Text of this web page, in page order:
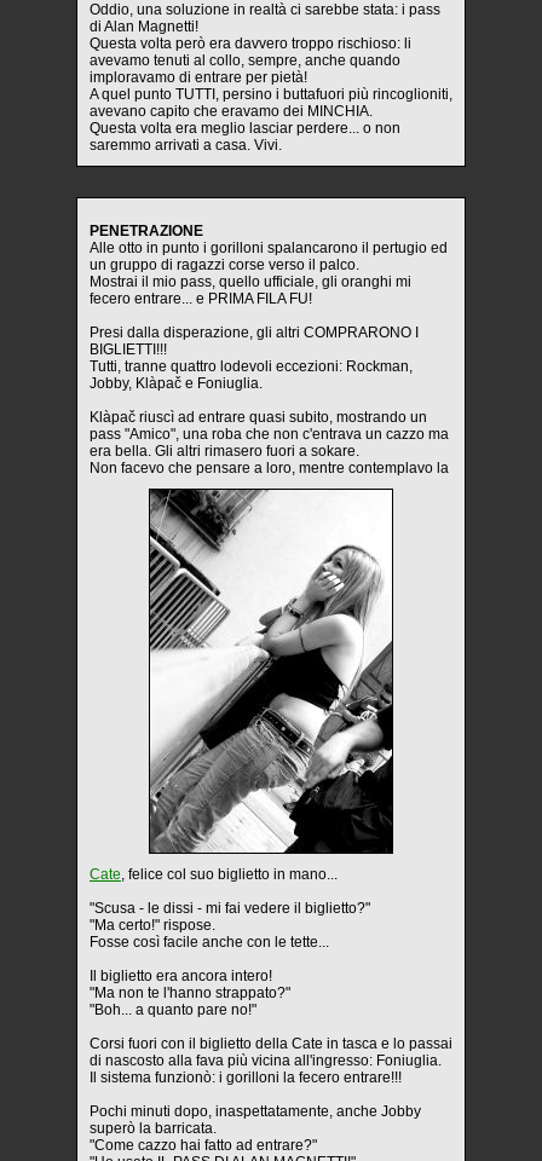
Oddio, una soluzione in realtà ci sarebbe stata: i pass
di Alan Magnetti!
Questa volta però era davvero troppo rischioso: li
avevamo tenuti al collo, sempre, anche quando
imploravamo di entrare per pietà!
A quel punto TUTTI, persino i buttafuori più rincoglioniti,
avevano capito che eravamo dei MINCHIA.
Questa volta era meglio lasciar perdere... o non
saremmo arrivati a casa. Vivi.
PENETRAZIONE
Alle otto in punto i gorilloni spalancarono il pertugio ed
un gruppo di ragazzi corse verso il palco.
Mostrai il mio pass, quello ufficiale, gli oranghi mi
fecero entrare... e PRIMA FILA FU!
Presi dalla disperazione, gli altri COMPRARONO I
BIGLIETTI!!!
Tutti, tranne quattro lodevoli eccezioni: Rockman,
Jobby, Klàpač e Foniuglia.
Klàpač riuscì ad entrare quasi subito, mostrando un
pass "Amico", una roba che non c'entrava un cazzo ma
era bella. Gli altri rimasero fuori a sokare.
Non facevo che pensare a loro, mentre contemplavo la
Cate, felice col suo biglietto in mano...
"Scusa - le dissi - mi fai vedere il biglietto?"
"Ma certo!" rispose.
Fosse così facile anche con le tette...
Il biglietto era ancora intero!
"Ma non te l'hanno strappato?"
"Boh... a quanto pare no!"
Corsi fuori con il biglietto della Cate in tasca e lo passai
di nascosto alla fava più vicina all'ingresso: Foniuglia.
Il sistema funzionò: i gorilloni la fecero entrare!!!
Pochi minuti dopo, inaspettatamente, anche Jobby
superò la barricata.
"Come cazzo hai fatto ad entrare?"